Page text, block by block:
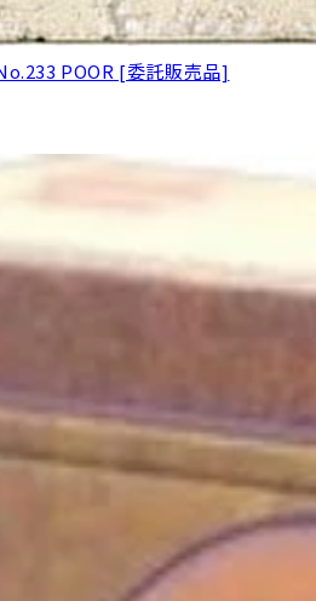
POOR [委託販売品]